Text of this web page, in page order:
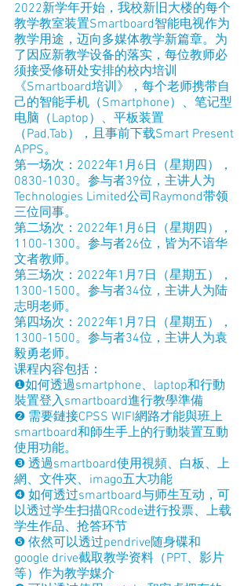
2022新学年开始，我校新旧大楼的每个
教学教室装置Smartboard智能电视作为
教学用途，迈向多媒体教学新篇章。为
了因应新教学设备的落实，每位教师必
须接受修研处安排的校内培训
《Smartboard培训》，每个老师携带自
己的智能手机（Smartphone）、笔记型
电脑（Laptop）、平板装置
（Pad,Tab），且事前下载Smart Present
APPS。
第一场次：2022年1月6日（星期四），
0830-1030。参与者39位，主讲人为
Technologies Limited公司Raymond带领
三位同事。
第二场次：2022年1月6日（星期四），
1100-1300。参与者26位，皆为不谙华
文者教师。
第三场次：2022年1月7日（星期五），
1300-1500。参与者34位，主讲人为陆
志明老师。
第四场次：2022年1月7日（星期五），
1300-1500。参与者34位，主讲人为袁
毅勇老师。
课程内容包括：
❶如何透過smartphone、laptop和行動
裝置登入smartboard進行教學準備
❷ 需要鏈接CPSS WIFI網路才能與班上
smartboard和師生手上的行動裝置互動
使用功能。
❸ 透過smartboard使用視頻、白板、上
網、文件夾、imago五大功能
❹ 如何透过smartboard与师生互动，可
以透过学生扫描QRcode进行投票、上载
学生作品、抢答环节
❺ 依然可以透过pendrive随身碟和
google drive截取教学资料（PPT、影片
等）作为教学媒介